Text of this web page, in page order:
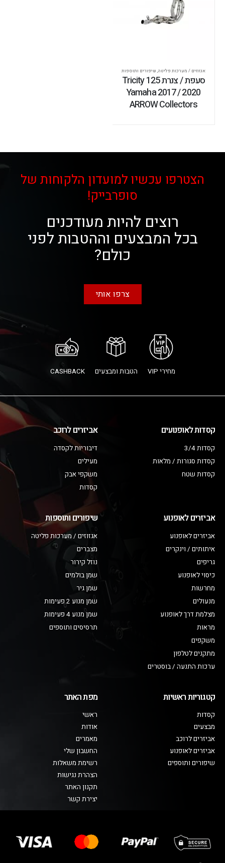
אגזוזים / מערכות פליטה, שיפורים ותוספות
סעפת / צנרת Tricity 125
Yamaha 2017 / 2020
ARROW Collectors
הצטרפו עכשיו למועדון הלקוחות של
סופרבייק!
רוצים להיות מעודכנים
בכל המבצעים וההטבות לפני
כולם?
צרפו אותי
מחירי VIP הטבות ומבצעים CASHBACK
קסדות לאופנועים
קסדות 3/4
קסדות סגורות / מלאות
קסדות שטח
אביזרים לרוכב
דיבוריות לקסדה
מעילים
משקפי אבק
קסדות
אביזרים לאופנוע
אביזרים לאופנוע
איתותים / וינקרים
גריפים
כיסוי לאופנוע
מחרשות
מנעולים
מצלמת דרך לאופנוע
מראות
משקפים
מתקנים לטלפון
ערכות התנעה / בוסטרים
שיפורים ותוספות
אגזוזים / מערכות פליטה
מצברים
נוזל קירור
שמן בולמים
שמן גיר
שמן מנוע 2 פעימות
שמן מנוע 4 פעימות
תרסיסים ותוספים
קטגוריות ראשיות
קסדות
מבצעים
אביזרים לרוכב
אביזרים לאופנוע
שיפורים ותוספים
מפת האתר
ראשי
אודות
מאמרים
החשבון שלי
רשימת משאלות
הצהרת נגישות
תקנון האתר
יצירת קשר